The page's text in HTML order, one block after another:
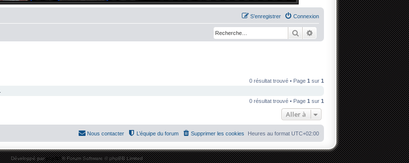
Connexion
S’enregistrer
RechercherRecherche avancée
0 résultat trouvé • Page 1 sur 1
0 résultat trouvé • Page 1 sur 1
Aller à
Heures au format UTC+02:00
Supprimer les cookies
L’équipe du forum
Nous contacter
Développé parphpBB® Forum Software © phpBB Limited